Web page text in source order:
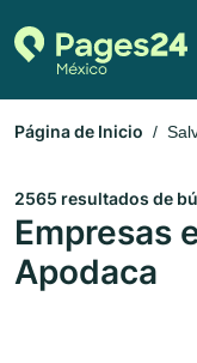
Página de Inicio
2565 resultados de
Empresas
Apodaca